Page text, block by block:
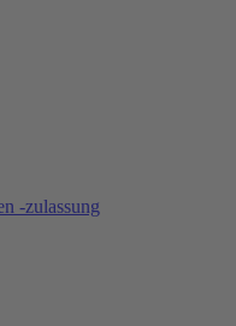
-zulassung